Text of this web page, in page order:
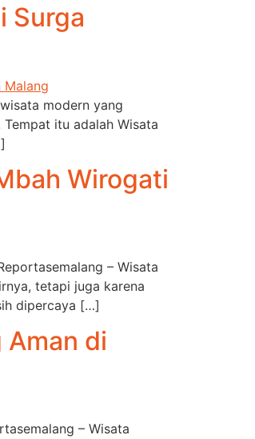
Surga
modern yang
itu adalah Wisata
Wirogati
– Wisata
tetapi juga karena
dipercaya […]
di
– Wisata